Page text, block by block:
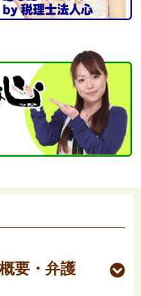
要・弁護